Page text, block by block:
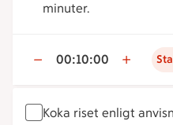
minuter.
00:10:00
Koka riset enligt